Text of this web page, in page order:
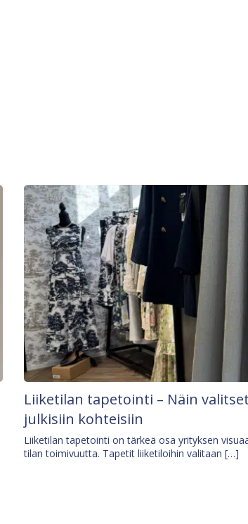
Liiketilan tapetointi – Näin
julkisiin kohteisiin
Liiketilan tapetointi on tärkeä osa yrityksen
tilan toimivuutta. Tapetit liiketiloihin valitaan […]